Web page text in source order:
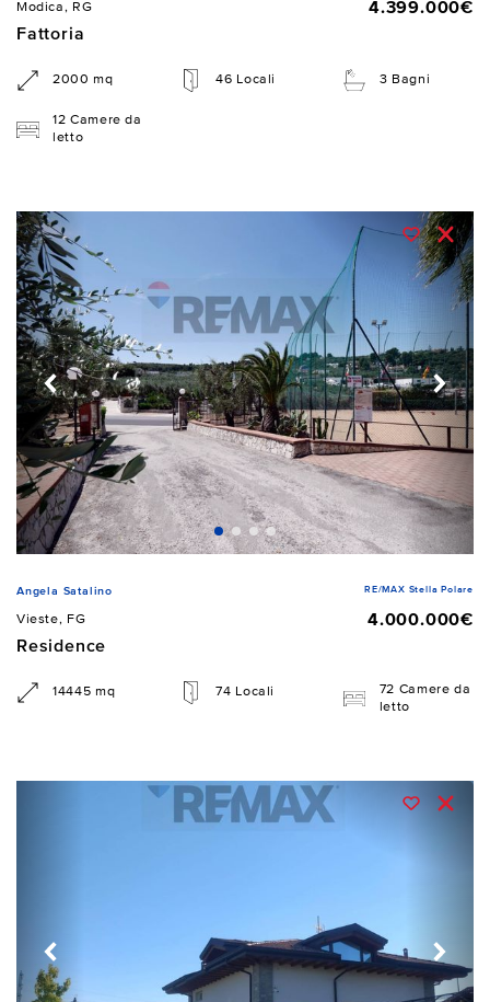
Modica, RG
4.399.000€
Fattoria
2000 mq 46 Locali 3 Bagni
12 Camere da
letto
Angela Satalino RE/MAX Stella Polare
Vieste, FG
4.000.000€
Residence
14445 mq 74 Locali
72 Camere da
letto